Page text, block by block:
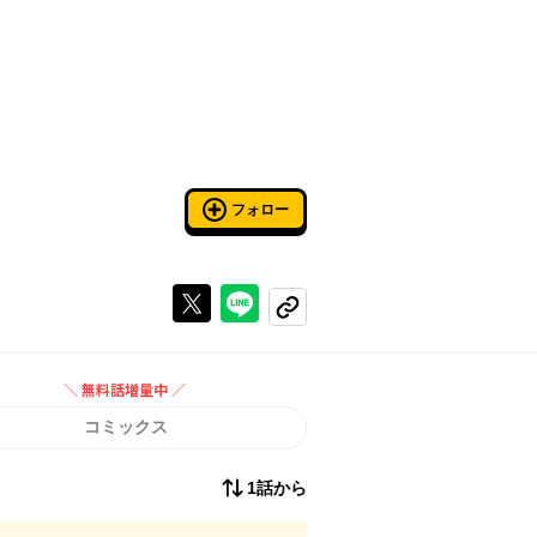
フォロー
Xで投稿するラインでシェアする
コピーする
＼ 無料話増量中 ／
無料話増量中
コミックス
1話から